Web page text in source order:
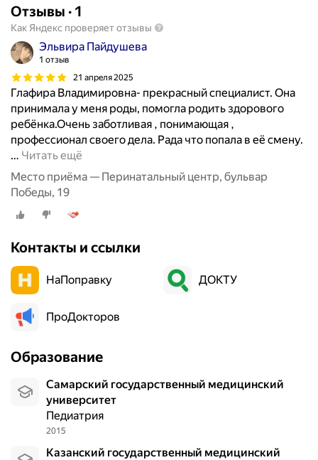
Отзывы · 1
Как Яндекс проверяет отзывы
Эльвира Пайдушева
1 отзыв
21 апреля 2025
Глафира Владимировна- прекрасный специалист. Она
принимала у меня роды, помогла родить здорового
ребёнка.Очень заботливая , понимающая ,
профессионал своего дела. Рада что попала в её смену.
… Читать ещё
Место приёма — Перинатальный центр, бульвар
Победы, 19
Контакты и ссылки
НаПоправку ДОКТУ
ПроДокторов
Образование
Самарский государственный медицинский
университет
Педиатрия
2015
Казанский государственный медицинский